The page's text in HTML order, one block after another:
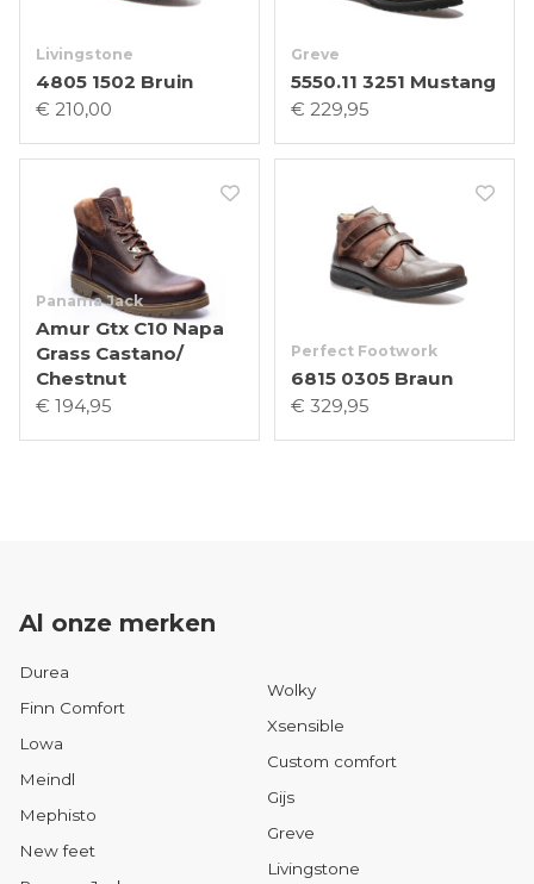
Livingstone
4805 1502 Bruin
€ 210,00
Greve
5550.11 3251 Mustang
€ 229,95
Panama Jack
Amur Gtx C10 Napa
Grass Castano/
Chestnut
€ 194,95
Perfect Footwork
6815 0305 Braun
€ 329,95
Al onze merken
Durea
Finn Comfort
Lowa
Meindl
Mephisto
New feet
Wolky
Xsensible
Custom comfort
Gijs
Greve
Livingstone